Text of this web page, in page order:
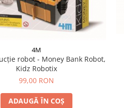
4M
robot - Money Bank Robot,
Kidz Robotix
99,00 RON
ADAUGĂ ÎN COȘ